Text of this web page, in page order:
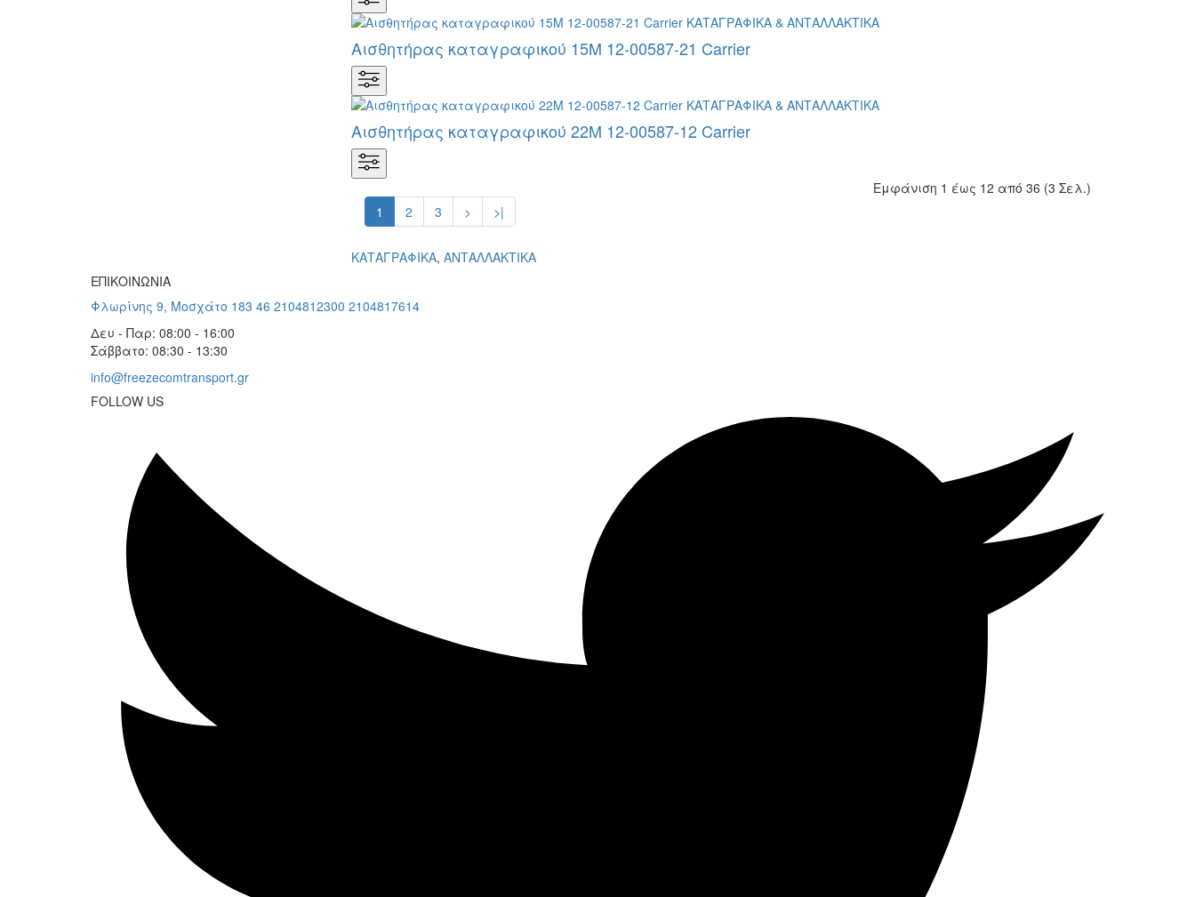
Αισθητήρας καταγραφικού 15Μ 12-00587-21 Carrier
Αισθητήρας καταγραφικού 22Μ 12-00587-12 Carrier
1 2 3 > >|
Εμφάνιση 1 έως 12 από 36 (3 Σελ.)
ΚΑΤΑΓΡΑΦΙΚΑ, ΑΝΤΑΛΛΑΚΤΙΚΑ
ΕΠΙΚΟΙΝΩΝΙΑ
Φλωρίνης 9, Μοσχάτο 183 46 2104812300 2104817614
Δευ - Παρ: 08:00 - 16:00
Σάββατο: 08:30 - 13:30
info@freezecomtransport.gr
FOLLOW US